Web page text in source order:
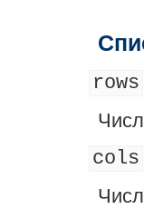
rows
cols